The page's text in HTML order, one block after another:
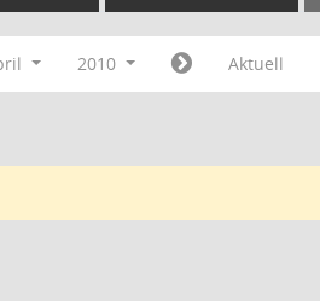
2010 Aktuell